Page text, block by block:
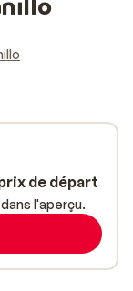
de départ
l'aperçu.